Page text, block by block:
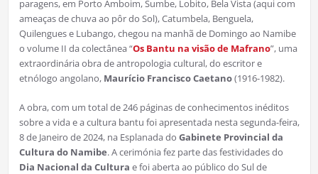
paragens, em Porto Amboim, Sumbe, Lobito, Bela Vista (aqui com
ameaças de chuva ao pôr do Sol), Catumbela, Benguela,
Quilengues e Lubango, chegou na manhã de Domingo ao Namibe
o volume II da colectânea “Os Bantu na visão de Mafrano”, uma
extraordinária obra de antropologia cultural, do escritor e
etnólogo angolano, Maurício Francisco Caetano(1916-1982).
A obra, com um total de 246 páginas de conhecimentos inéditos
sobre a vida e a cultura bantu foi apresentada nesta segunda-feira,
8 de Janeiro de 2024, na Esplanada do Gabinete Provincial da
Cultura do Namibe. A cerimónia fez parte das festividades do
Dia Nacional da Cultura e foi aberta ao público do Sul de